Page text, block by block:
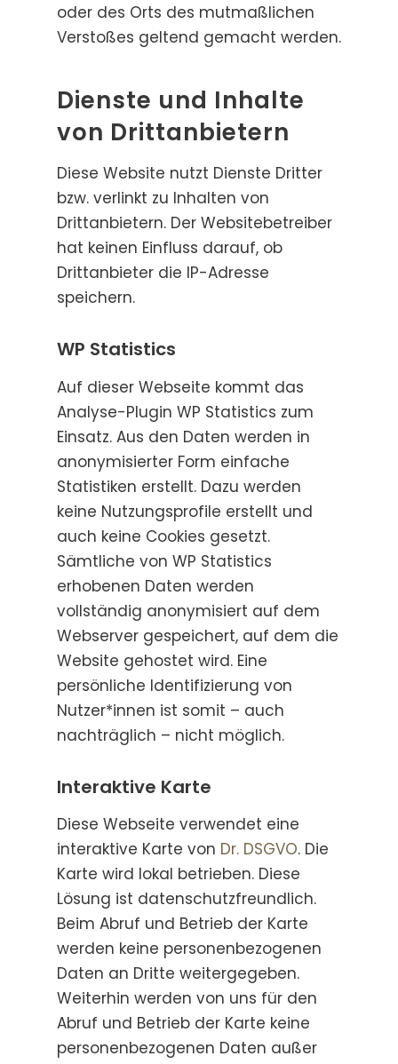
oder des Orts des mutmaßlichen
Verstoßes geltend gemacht werden.
Dienste und Inhalte
von Drittanbietern
Diese Website nutzt Dienste Dritter
bzw. verlinkt zu Inhalten von
Drittanbietern. Der Websitebetreiber
hat keinen Einfluss darauf, ob
Drittanbieter die IP-Adresse
speichern.
WP Statistics
Auf dieser Webseite kommt das
Analyse-Plugin WP Statistics zum
Einsatz. Aus den Daten werden in
anonymisierter Form einfache
Statistiken erstellt. Dazu werden
keine Nutzungsprofile erstellt und
auch keine Cookies gesetzt.
Sämtliche von WP Statistics
erhobenen Daten werden
vollständig anonymisiert auf dem
Webserver gespeichert, auf dem die
Website gehostet wird. Eine
persönliche Identifizierung von
Nutzer*innen ist somit – auch
nachträglich – nicht möglich.
Interaktive Karte
Diese Webseite verwendet eine
interaktive Karte von Dr. DSGVO. Die
Karte wird lokal betrieben. Diese
Lösung ist datenschutzfreundlich.
Beim Abruf und Betrieb der Karte
werden keine personenbezogenen
Daten an Dritte weitergegeben.
Weiterhin werden von uns für den
Abruf und Betrieb der Karte keine
personenbezogenen Daten außer